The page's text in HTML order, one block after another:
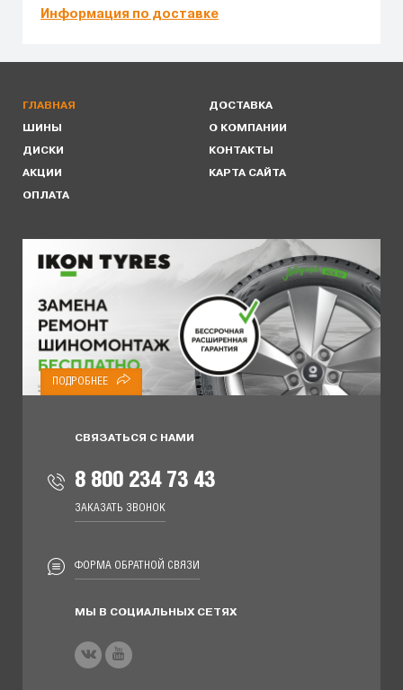
Информация по доставке
ГЛАВНАЯ
ШИНЫ
ДИСКИ
АКЦИИ
ОПЛАТА
ДОСТАВКА
О КОМПАНИИ
КОНТАКТЫ
КАРТА САЙТА
ПОДРОБНЕЕ
СВЯЗАТЬСЯ С НАМИ
8 800 234 73 43
ЗАКАЗАТЬ ЗВОНОК
ФОРМА ОБРАТНОЙ СВЯЗИ
МЫ В СОЦИАЛЬНЫХ СЕТЯХ